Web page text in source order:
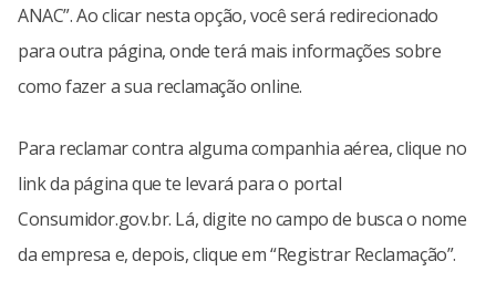
ANAC”. Ao clicar nesta opção, você será redirecionado
para outra página, onde terá mais informações sobre
como fazer a sua reclamação online.
Para reclamar contra alguma companhia aérea, clique no
link da página que te levará para o portal
Consumidor.gov.br. Lá, digite no campo de busca o nome
da empresa e, depois, clique em “Registrar Reclamação”.